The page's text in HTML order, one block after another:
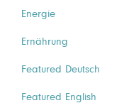
Energie
Ernährung
Featured Deutsch
Featured English